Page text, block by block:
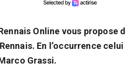
Online vous propose
En l’occurrence
Grassi.